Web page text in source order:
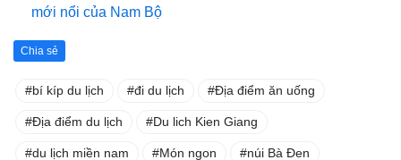
mới nổi của Nam Bộ
Chia sẻ
bí kíp du lịch đi du lịch Địa điểm ăn uống
Địa điểm du lịch Du lich Kien Giang
du lịch miền nam Món ngon núi Bà Đen